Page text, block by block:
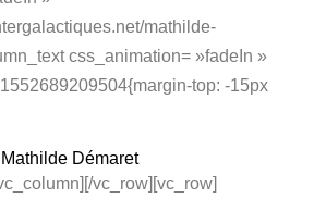
mathilde-
css_animation= »fadeIn »
top: -15px
Mathilde Démaret
vc_row][vc_row]